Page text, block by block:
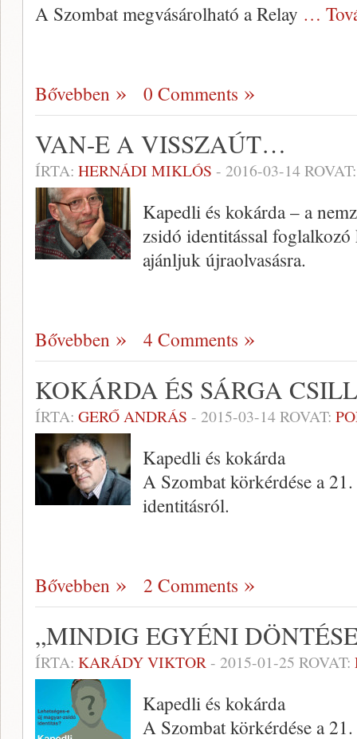
A Szombat megvásárolható a Relay …
Bővebben 0 Comments
VAN-E A VISSZAÚT…
ÍRTA: HERNÁDI MIKLÓS - 2016-03-14
Kapedli és kokárda – a
zsidó identitással
ajánljuk újraolvasásra.
Bővebben 4 Comments
KOKÁRDA ÉS SÁRGA
ÍRTA: GERŐ ANDRÁS - 2015-03-14ROVAT:
Kapedli és kokárda
A Szombat körkérdése a
identitásról.
Bővebben 2 Comments
„MINDIG EGYÉNI
ÍRTA: KARÁDY VIKTOR- 2015-01-25 ROVAT:
Kapedli és kokárda
A Szombat körkérdése a